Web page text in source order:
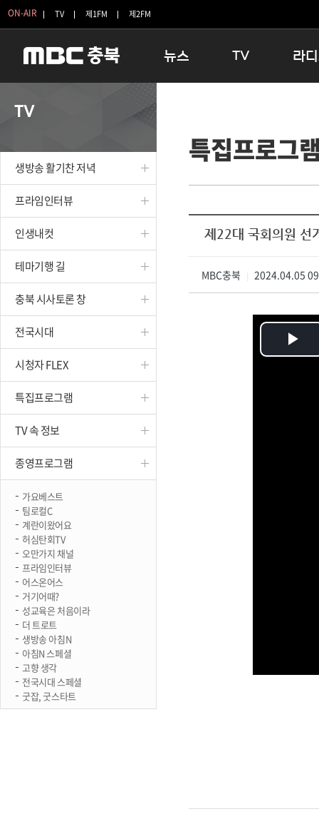
ON-AIR TV 제1FM 제2FM
뉴스
보은
옥천
TV
인생내컷
테마기행 길
시청자 FLEX
특집프로그램
종영프로그램
라
16:00 완
우리 고
TV
생방송 활기찬 저녁
프라임인터뷰
인생내컷
테마기행 길
충북 시사토론 창
전국시대
시청자 FLEX
특집프로그램
TV 속 정보
종영프로그램
가요베스트
팀로컬C
계란이왔어요
허심탄회TV
오만가지 채널
프라임인터뷰
어스온어스
거기어때?
성교육은 처음이라
더 트로트
생방송 아침N
아침N 스페셜
고향 생각
전국시대 스페셜
굿잡, 굿스타트
특집프로그
제22대 국회의원 선
MBC충북 2024.04.05